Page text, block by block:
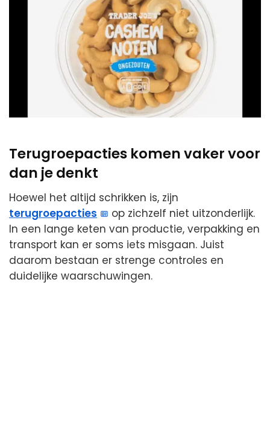
Terugroepacties komen vaker voor
dan je denkt
Hoewel het altijd schrikken is, zijn
terugroepacties
op zichzelf niet uitzonderlijk.
In een lange keten van productie, verpakking en
transport kan er soms iets misgaan. Juist
daarom bestaan er strenge controles en
duidelijke waarschuwingen.